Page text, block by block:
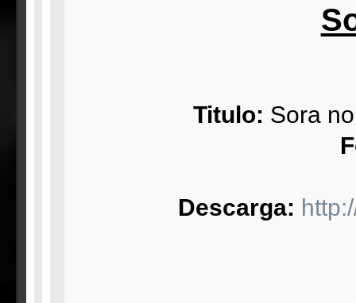
Titulo: Sora
Descarga: